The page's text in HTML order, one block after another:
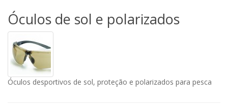
Óculos de sol e polarizados
Óculos desportivos de sol, proteção e polarizados para pesca